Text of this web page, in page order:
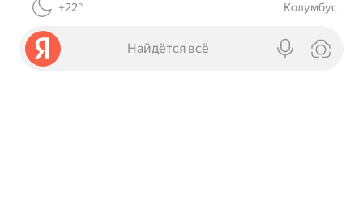
+22° Колумбус
Найдётся всё